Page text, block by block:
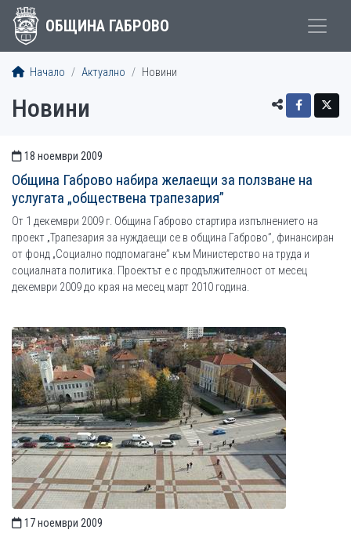
ОБЩИНА ГАБРОВО
Начало Актуално Новини
Новини
СТАТИИ
18 ноември 2009
Община Габрово набира желаещи за ползване на
услугата „обществена трапезария”
От 1 декември 2009 г. Община Габрово стартира изпълнението на
проект „Трапезария за нуждаещи се в община Габрово”, финансиран
от фонд „Социално подпомагане” към Министерство на труда и
социалната политика. Проектът е с продължителност от месец
декември 2009 до края на месец март 2010 година.
17 ноември 2009